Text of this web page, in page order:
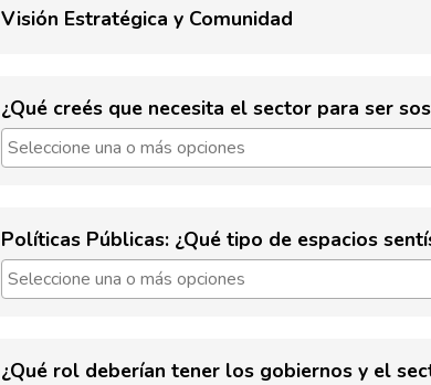
Visión Estratégica y Comunidad
¿Qué creés que necesita el sector para ser
Políticas Públicas: ¿Qué tipo de espacios
¿Qué rol deberían tener los gobiernos y el